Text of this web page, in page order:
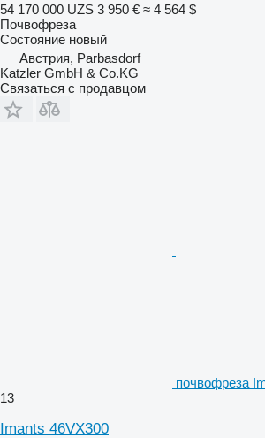
54 170 000 UZS 3 950 € ≈ 4 564 $
Почвофреза
Состояние новый
Австрия, Parbasdorf
Katzler GmbH & Co.KG
Связаться с продавцом
почвофреза
13
Imants 46VX300